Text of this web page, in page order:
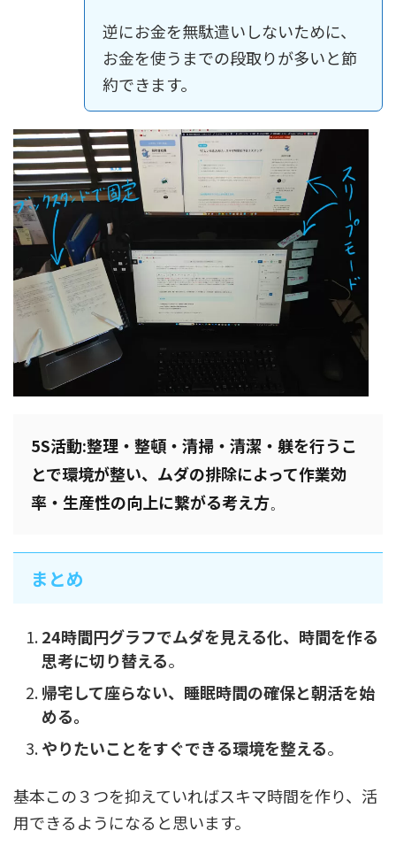
逆にお金を無駄遣いしないために、
お金を使うまでの段取りが多いと節
約できます。
5S活動:整理・整頓・清掃・清潔・躾を行うこ
とで環境が整い、ムダの排除によって作業効
率・生産性の向上に繋がる考え方。
まとめ
24時間円グラフでムダを見える化、時間を作る
思考に切り替える。
帰宅して座らない、睡眠時間の確保と朝活を始
める。
やりたいことをすぐできる環境を整える。
基本この３つを抑えていればスキマ時間を作り、活
用できるようになると思います。